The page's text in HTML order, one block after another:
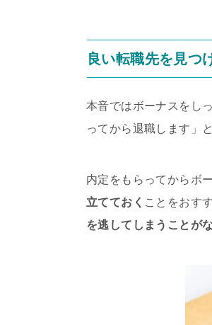
良い転職先を見つ
本音ではボーナスをし
ってから退職します」
内定をもらってからボ
立てておく ことをおす
を逃してしまうことが